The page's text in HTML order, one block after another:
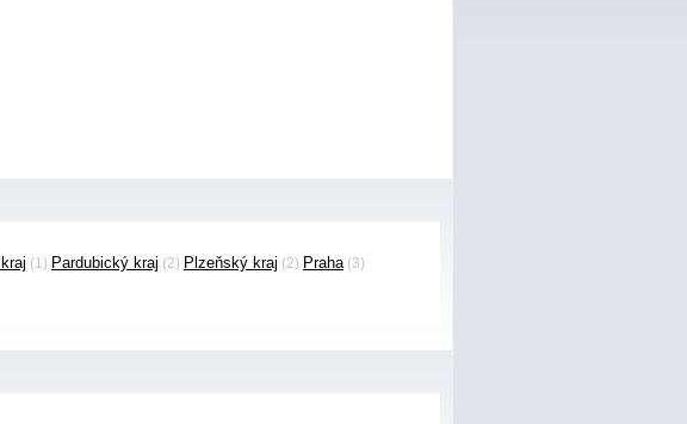
(1) Pardubický kraj (2) Plzeňský kraj (2) Praha(3)